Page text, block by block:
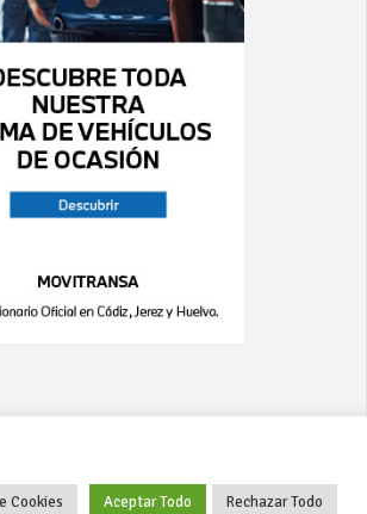
Cookies Aceptar Todo Rechazar Todo